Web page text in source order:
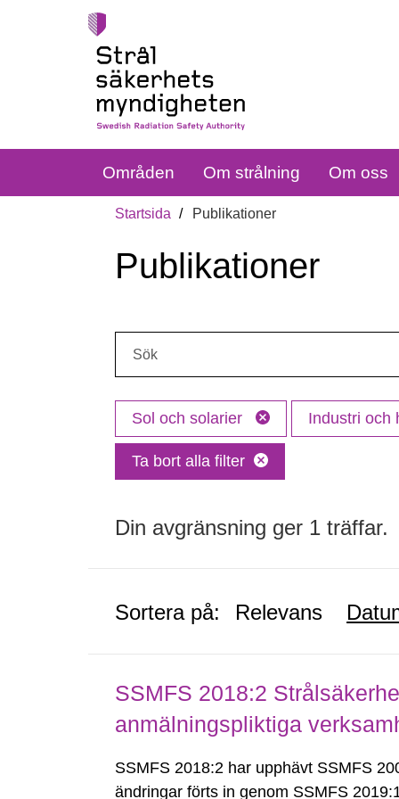
Områden Om strålning Om oss
Startsida Publikationer
Publikationer
Sol och solarier Industri och
Ta bort alla filter
Din avgränsning ger 1 träffar.
Sortera på: Relevans
SSMFS 2018:2
anmälningspliktiga
SSMFS 2018:2 har upphävt SSMFS
ändringar förts in genom SSMFS